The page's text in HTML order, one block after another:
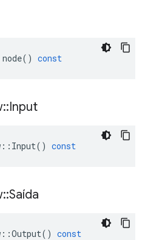
node() const
::Input
:: Input() const
::Saída
::Output() const